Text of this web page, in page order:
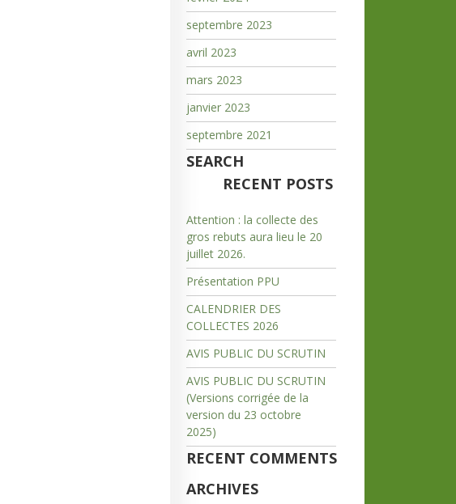
septembre 2023
avril 2023
mars 2023
janvier 2023
septembre 2021
SEARCH
RECENT POSTS
Attention : la collecte des
gros rebuts aura lieu le 20
juillet 2026.
Présentation PPU
CALENDRIER DES
COLLECTES 2026
AVIS PUBLIC DU SCRUTIN
AVIS PUBLIC DU SCRUTIN
(Versions corrigée de la
version du 23 octobre
2025)
RECENT COMMENTS
ARCHIVES